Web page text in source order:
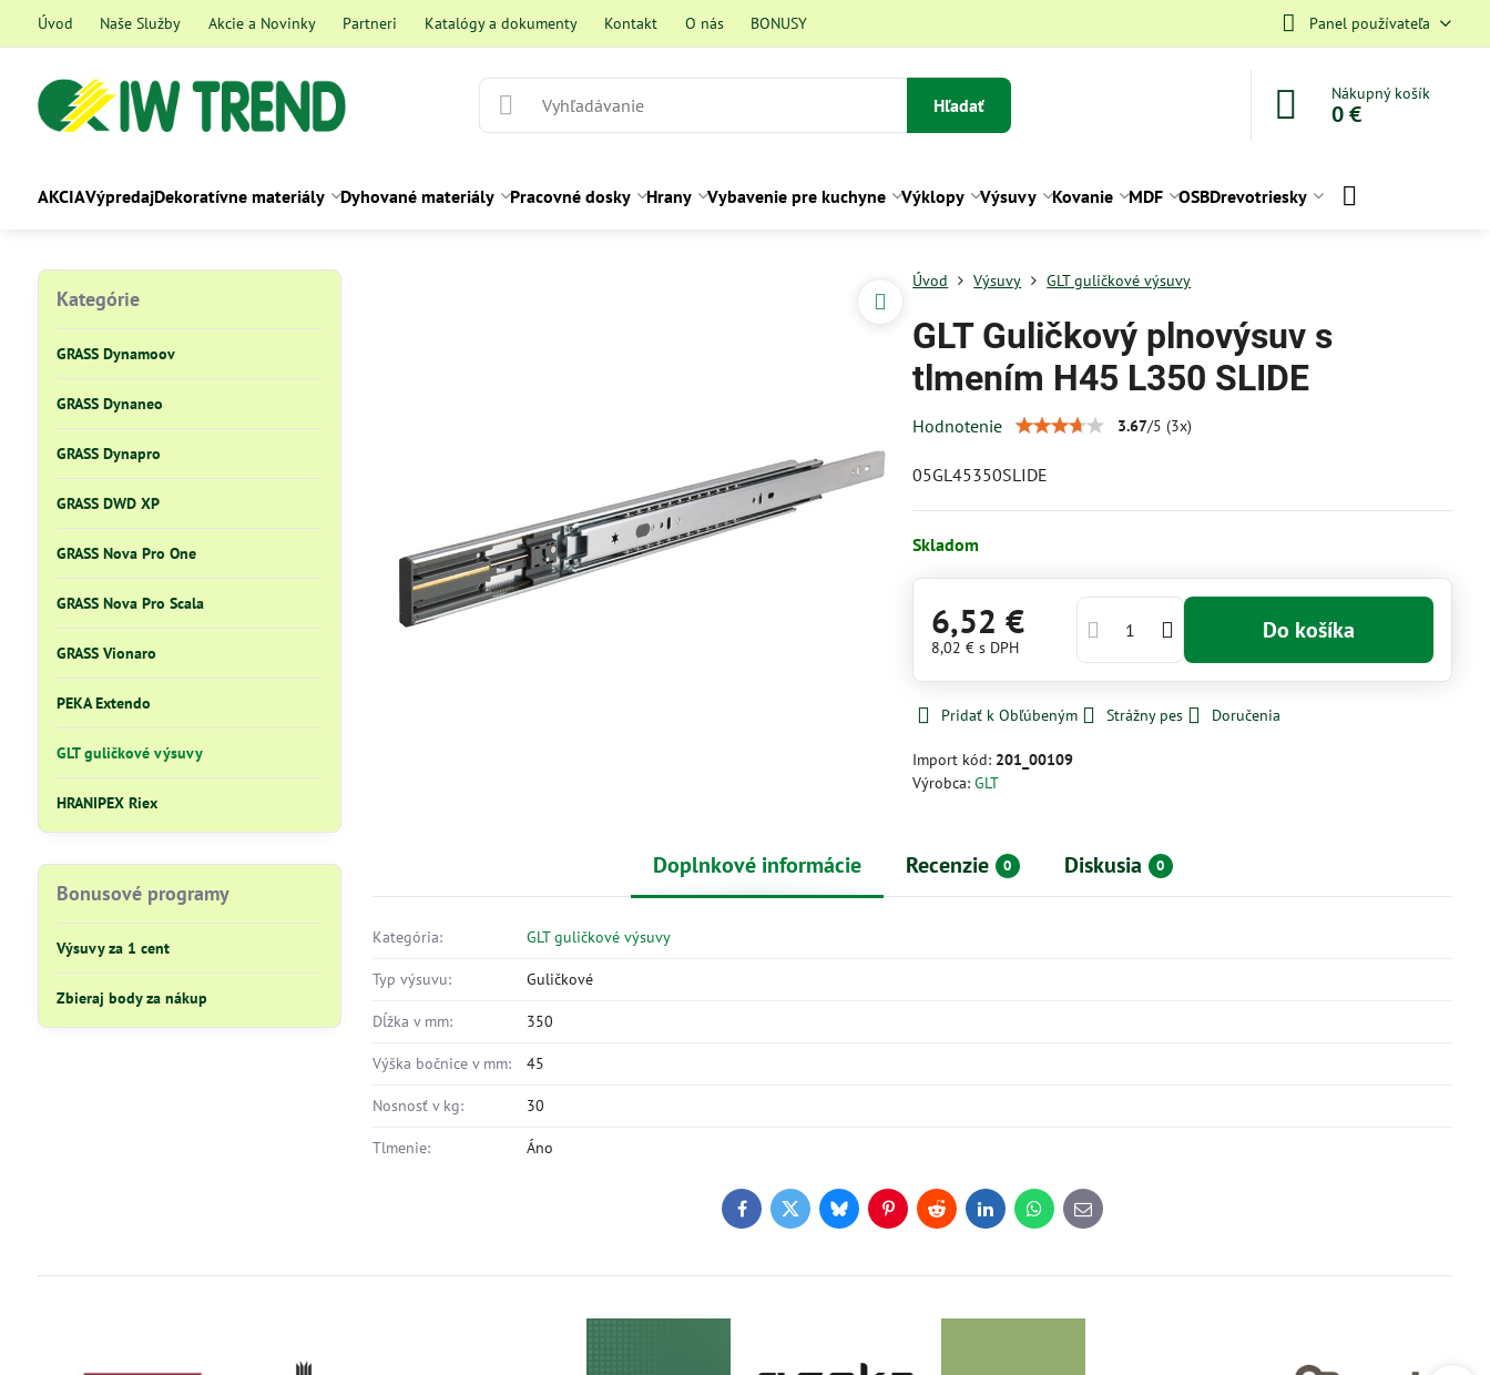
Úvod Naše Služby Akcie a Novinky Partneri Katalógy a dokumenty Kontakt O nás BONUSY Panel používateľa
Hľadať
Nákupný košík
0 €
AKCIAVýpredajDekoratívne materiály Dyhované materiály Pracovné dosky Hrany Vybavenie pre kuchyne Výklopy Výsuvy Kovanie MDF OSBDrevotriesky
Úvod Výsuvy GLT guličkové výsuvy
GLT Guličkový plnovýsuv s
tlmením H45 L350 SLIDE
Hodnotenie 3.67/5 (3x)
05GL45350SLIDE
Skladom
6,52 €
8,02 €s DPH
Do košíka
Pridať k Obľúbeným Strážny pes Doručenia
Import kód: 201_00109
Výrobca:GLT
Doplnkové informácie Recenzie 0 Diskusia 0
Kategória: GLT guličkové výsuvy
Typ výsuvu: Guličkové
Dĺžka v mm: 350
Výška bočnice v mm: 45
Nosnosť v kg: 30
Tlmenie: Áno
FacebookTwitterBlueskyPinterestRedditLinkedInWhatsApp
E-
mail
Kategórie
GRASS Dynamoov
GRASS Dynaneo
GRASS Dynapro
GRASS DWD XP
GRASS Nova Pro One
GRASS Nova Pro Scala
GRASS Vionaro
PEKA Extendo
GLT guličkové výsuvy
HRANIPEX Riex
Bonusové programy
Výsuvy za 1 cent
Zbieraj body za nákup